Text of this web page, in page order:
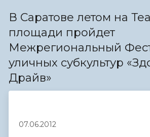
В Саратове летом на
площади пройдет
Межрегиональный
уличных субкультур
Драйв»
07.06.2012